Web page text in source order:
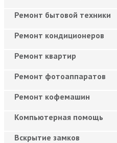
Ремонт бытовой техники
Ремонт кондиционеров
Ремонт квартир
Ремонт фотоаппаратов
Ремонт кофемашин
Компьютерная помощь
Вскрытие замков